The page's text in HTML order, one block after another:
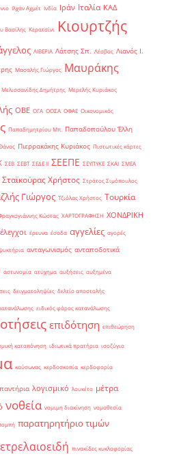
Ιλχάν Αχμέτ Ινδία Ιράν Ιταλία ΚΑΔ
Βασίλης Κερατσίνι
Κιουρτζής
ΛΙΒΕΡΙΑ Λάτσης Σπ. Λέσβος Λιανός Ι.
Μασαλής Γιώργος Μαυράκης
Μελισσανίδης Δημήτρης Μερελής Κυριάκος
ΟΒΕ ΟΓΑ ΟΟΣΑ ΟΦΑΕ Οικονομικός
Παπαδημητρίου Μπ. Παπαδοπούλου Έλλη
Πιερρακάκης Κυριάκος Πιστωτικές κάρτες
ΣΕΒ ΣΕΒΤ ΣΕΔΕ ΙΙ ΣΕΕΠΕ ΣΕΥΠΥΚΕ ΣΚΑΙ ΣΜΕΑ
Σταϊκούρας Χρήστος Στράτος Σιμόπουλος
Γιώργος Τζιόλας Χρήστος Τουρκία
Κώστας ΧΑΡΤΟΓΡΑΦΗΣΗ ΧΟΝΔΡΙΚΗ
έλεγχοι έρευνα έσοδα αγγελίες αγορές
ανταγωνισμός ανταποδοτικά
αστυνομία ατύχημα αυξήσεις αυξημένα
δειγματοληψίες δελτίο αποστολής
ειδικός φόρος κατανάλωσης
επιδότηση επιθεώρηση
καταπόνηση ιδιωτικά πρατήρια ισοζύγιο
καύσωνας κερδοσκοπία κερδοφορία
λογισμικό λουκέτο μέτρα
νοθεία νομιμη διακίνηση νομοθεσία
παρατηρητήριο τιμών
πινακίδες κυκλοφορίας